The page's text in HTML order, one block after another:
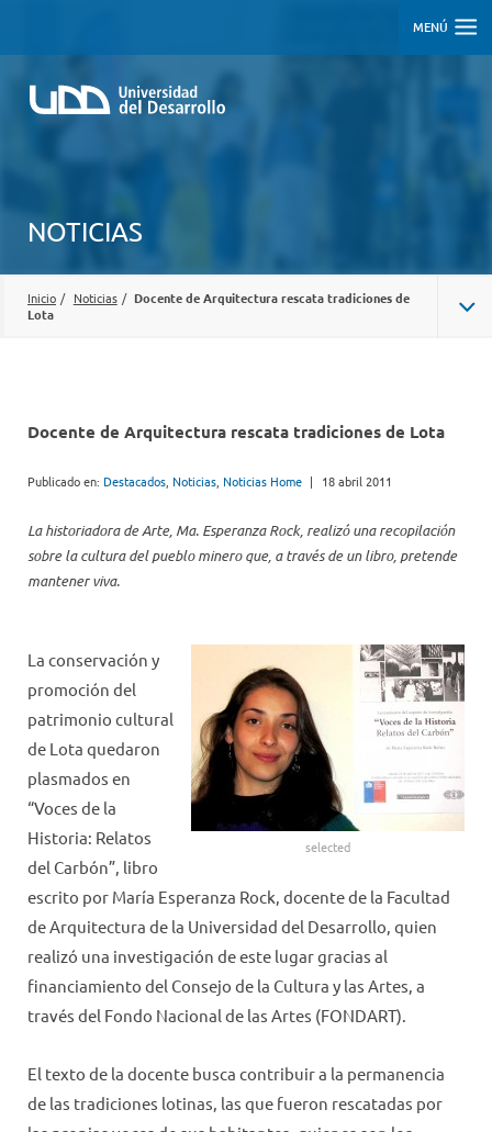
MENÚ
NOTICIAS
Inicio / Noticias / Docente de Arquitectura rescata tradiciones de
Lota
Docente de Arquitectura rescata tradiciones de Lota
Publicado en: Destacados Noticias Noticias Home | 18 abril 2011
La historiadora de Arte, Ma. Esperanza Rock, realizó una recopilación
sobre la cultura del pueblo minero que, a través de un libro, pretende
mantener viva.
selected
La conservación y
promoción del
patrimonio cultural
de Lota quedaron
plasmados en
“Voces de la
Historia: Relatos
del Carbón”, libro
escrito por María Esperanza Rock, docente de la Facultad
de Arquitectura de la Universidad del Desarrollo, quien
realizó una investigación de este lugar gracias al
financiamiento del Consejo de la Cultura y las Artes, a
través del Fondo Nacional de las Artes (FONDART).
El texto de la docente busca contribuir a la permanencia
de las tradiciones lotinas, las que fueron rescatadas por